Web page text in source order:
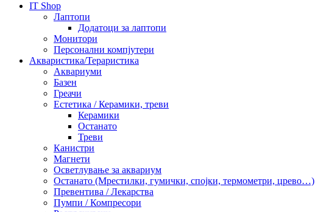
IT Shop
Лаптопи
Додатоци за лаптопи
Монитори
Персонални компјутери
Акваристика/Тераристика
Аквариуми
Базен
Греачи
Естетика / Керамики, треви
Керамики
Останато
Треви
Канистри
Магнети
Осветлување за аквариум
Останато (Мрестилки, гумички, спојки, термометри, црево…)
Превентива / Лекарства
Пумпи / Компресори